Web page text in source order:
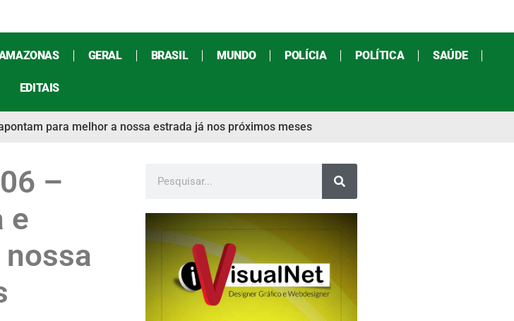
GERAL BRASIL MUNDO POLÍCIA POLÍTICA SAÚDE
EDITAIS
para melhor a nossa estrada já nos próximos meses
–
e